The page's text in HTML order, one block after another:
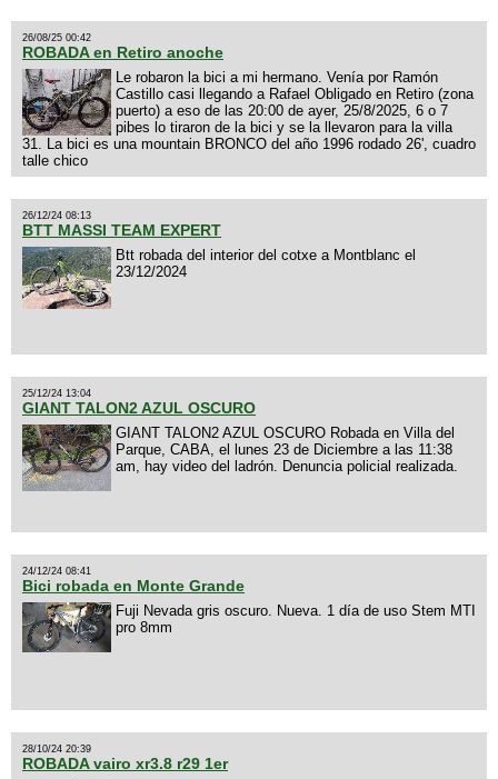
26/08/25 00:42
ROBADA en Retiro anoche
Le robaron la bici a mi hermano. Venía por Ramón
Castillo casi llegando a Rafael Obligado en Retiro (zona
puerto) a eso de las 20:00 de ayer, 25/8/2025, 6 o 7
pibes lo tiraron de la bici y se la llevaron para la villa
31. La bici es una mountain BRONCO del año 1996 rodado 26', cuadro
talle chico
26/12/24 08:13
BTT MASSI TEAM EXPERT
Btt robada del interior del cotxe a Montblanc el
23/12/2024
25/12/24 13:04
GIANT TALON2 AZUL OSCURO
GIANT TALON2 AZUL OSCURO Robada en Villa del
Parque, CABA, el lunes 23 de Diciembre a las 11:38
am, hay video del ladrón. Denuncia policial realizada.
24/12/24 08:41
Bici robada en Monte Grande
Fuji Nevada gris oscuro. Nueva. 1 día de uso Stem MTI
pro 8mm
28/10/24 20:39
ROBADA vairo xr3.8 r29 1er